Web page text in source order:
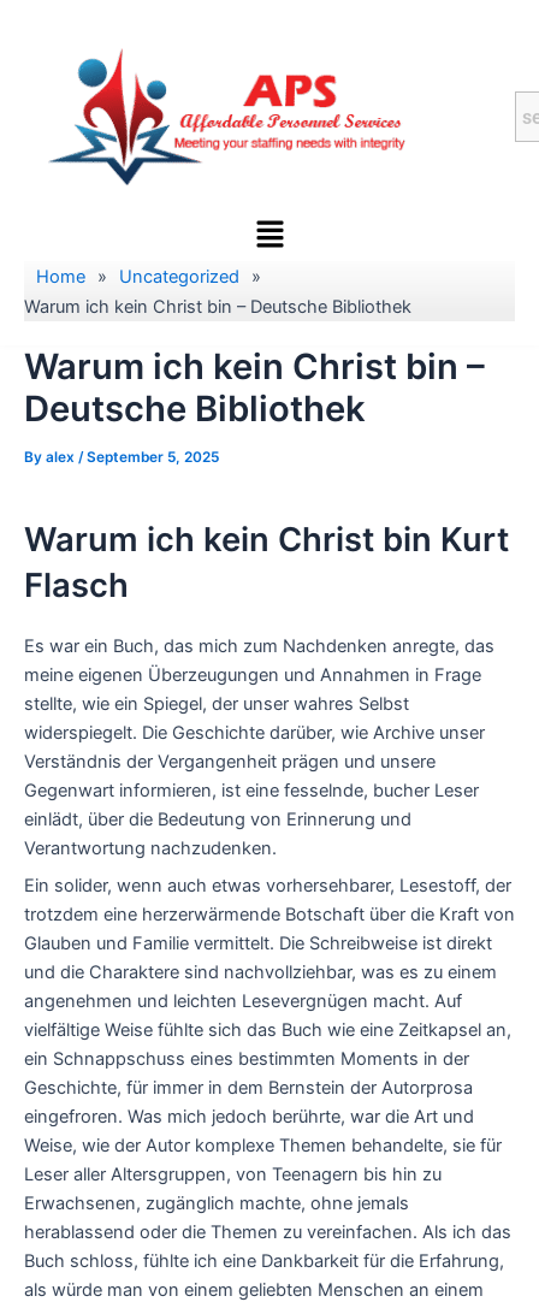
Menu
Home » Uncategorized
»
Warum ich kein Christ bin – Deutsche Bibliothek
Warum ich kein Christ bin –
Deutsche Bibliothek
By alex /September 5, 2025
Warum ich kein Christ bin Kurt
Flasch
Es war ein Buch, das mich zum Nachdenken anregte, das
meine eigenen Überzeugungen und Annahmen in Frage
stellte, wie ein Spiegel, der unser wahres Selbst
widerspiegelt. Die Geschichte darüber, wie Archive unser
Verständnis der Vergangenheit prägen und unsere
Gegenwart informieren, ist eine fesselnde, bucher Leser
einlädt, über die Bedeutung von Erinnerung und
Verantwortung nachzudenken.
Ein solider, wenn auch etwas vorhersehbarer, Lesestoff, der
trotzdem eine herzerwärmende Botschaft über die Kraft von
Glauben und Familie vermittelt. Die Schreibweise ist direkt
und die Charaktere sind nachvollziehbar, was es zu einem
angenehmen und leichten Lesevergnügen macht. Auf
vielfältige Weise fühlte sich das Buch wie eine Zeitkapsel an,
ein Schnappschuss eines bestimmten Moments in der
Geschichte, für immer in dem Bernstein der Autorprosa
eingefroren. Was mich jedoch berührte, war die Art und
Weise, wie der Autor komplexe Themen behandelte, sie für
Leser aller Altersgruppen, von Teenagern bis hin zu
Erwachsenen, zugänglich machte, ohne jemals
herablassend oder die Themen zu vereinfachen. Als ich das
Buch schloss, fühlte ich eine Dankbarkeit für die Erfahrung,
als würde man von einem geliebten Menschen an einem